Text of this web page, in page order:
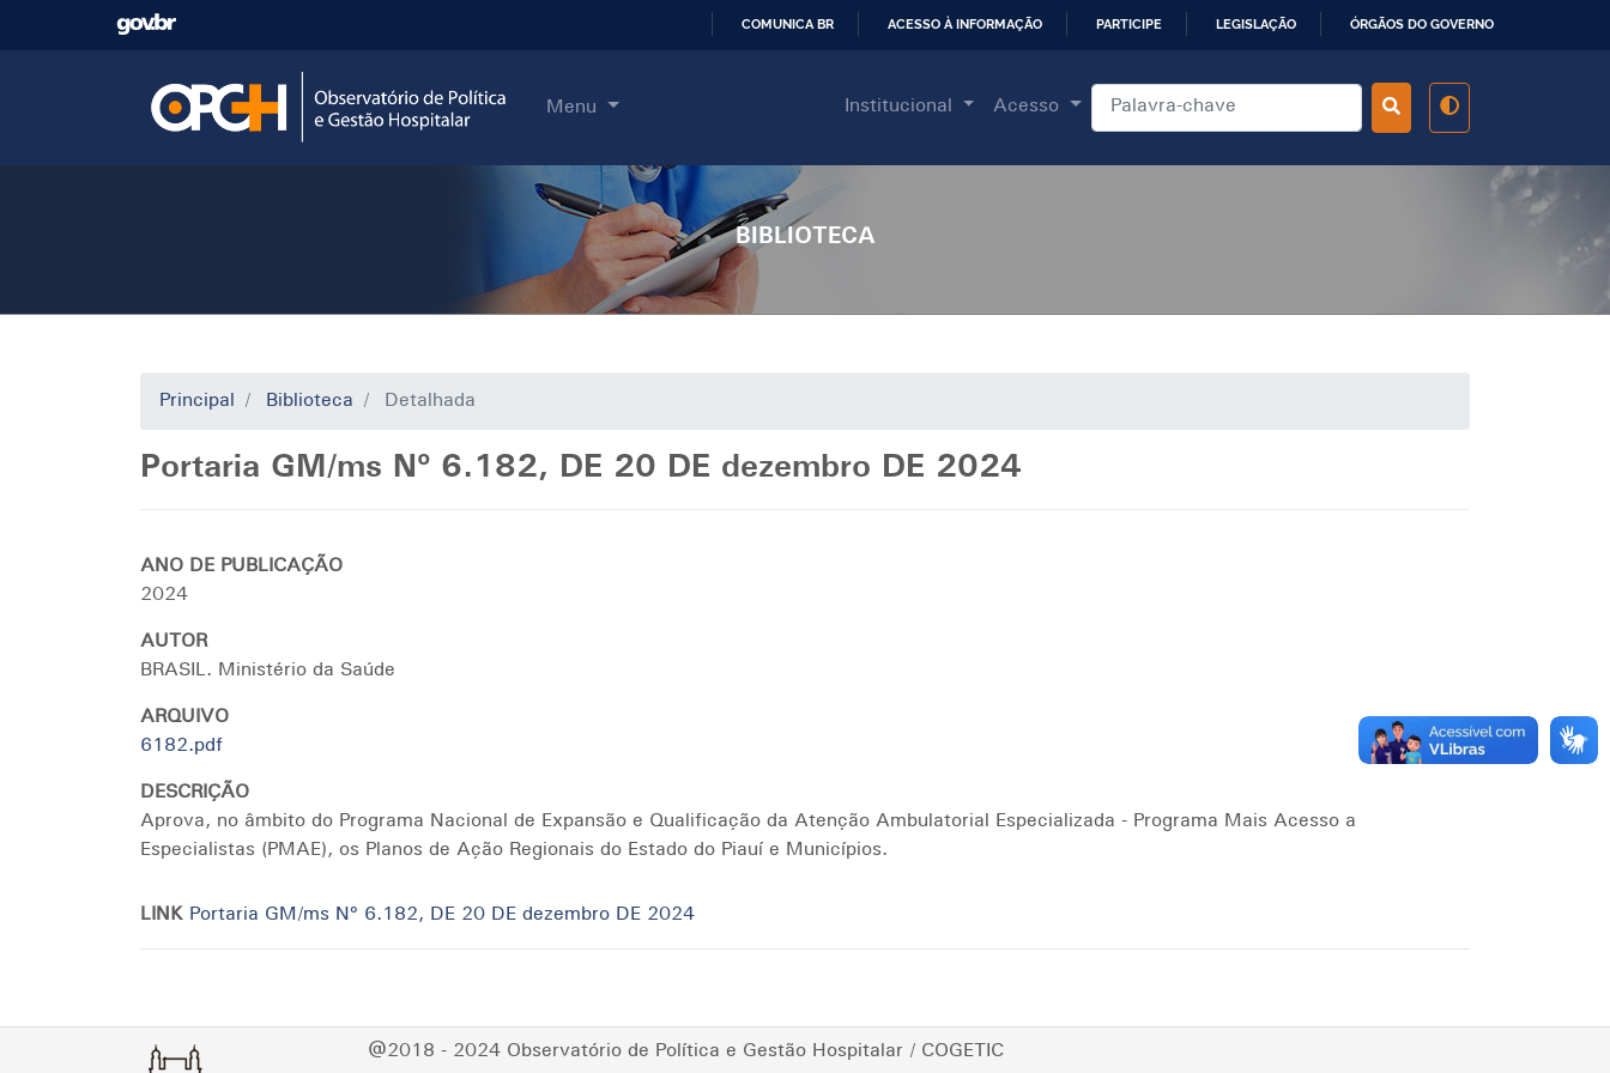
COMUNICA BR ACESSO À INFORMAÇÃO PARTICIPE LEGISLAÇÃO ÓRGÃOS DO GOVERNO
Menu Institucional Acesso
BIBLIOTECA
Principal Biblioteca Detalhada
Portaria GM/ms Nº 6.182, DE 20 DE dezembro DE 2024
ANO DE PUBLICAÇÃO
2024
AUTOR
BRASIL. Ministério da Saúde
ARQUIVO
6182.pdf
DESCRIÇÃO
Aprova, no âmbito do Programa Nacional de Expansão e Qualificação da Atenção Ambulatorial Especializada - Programa Mais Acesso a
Especialistas (PMAE), os Planos de Ação Regionais do Estado do Piauí e Municípios.
LINK Portaria GM/ms Nº 6.182, DE 20 DE dezembro DE 2024
@2018 - 2024 Observatório de Política e Gestão Hospitalar / COGETIC